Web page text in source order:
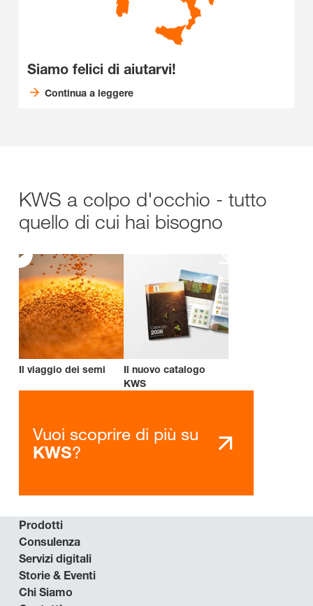
Siamo felici di aiutarvi!
Continua a leggere
KWS a colpo d'occhio - tutto
quello di cui hai bisogno
Il viaggio dei semi
Il nuovo catalogo
KWS
Vuoi scoprire di più su
KWS?
Prodotti
Consulenza
Servizi digitali
Storie & Eventi
Chi Siamo